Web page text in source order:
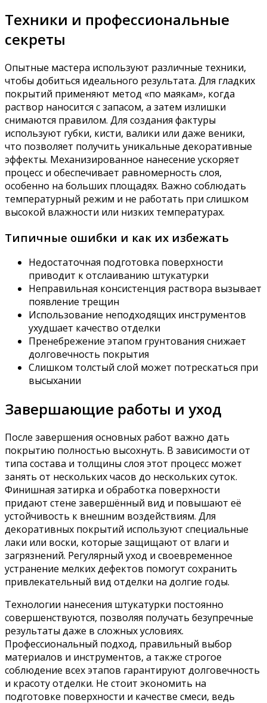
Техники и профессиональные
секреты
Опытные мастера используют различные техники,
чтобы добиться идеального результата. Для гладких
покрытий применяют метод «по маякам», когда
раствор наносится с запасом, а затем излишки
снимаются правилом. Для создания фактуры
используют губки, кисти, валики или даже веники,
что позволяет получить уникальные декоративные
эффекты. Механизированное нанесение ускоряет
процесс и обеспечивает равномерность слоя,
особенно на больших площадях. Важно соблюдать
температурный режим и не работать при слишком
высокой влажности или низких температурах.
Типичные ошибки и как их избежать
Недостаточная подготовка поверхности
приводит к отслаиванию штукатурки
Неправильная консистенция раствора вызывает
появление трещин
Использование неподходящих инструментов
ухудшает качество отделки
Пренебрежение этапом грунтования снижает
долговечность покрытия
Слишком толстый слой может потрескаться при
высыхании
Завершающие работы и уход
После завершения основных работ важно дать
покрытию полностью высохнуть. В зависимости от
типа состава и толщины слоя этот процесс может
занять от нескольких часов до нескольких суток.
Финишная затирка и обработка поверхности
придают стене завершённый вид и повышают её
устойчивость к внешним воздействиям. Для
декоративных покрытий используют специальные
лаки или воски, которые защищают от влаги и
загрязнений. Регулярный уход и своевременное
устранение мелких дефектов помогут сохранить
привлекательный вид отделки на долгие годы.
Технологии нанесения штукатурки постоянно
совершенствуются, позволяя получать безупречные
результаты даже в сложных условиях.
Профессиональный подход, правильный выбор
материалов и инструментов, а также строгое
соблюдение всех этапов гарантируют долговечность
и красоту отделки. Не стоит экономить на
подготовке поверхности и качестве смеси, ведь